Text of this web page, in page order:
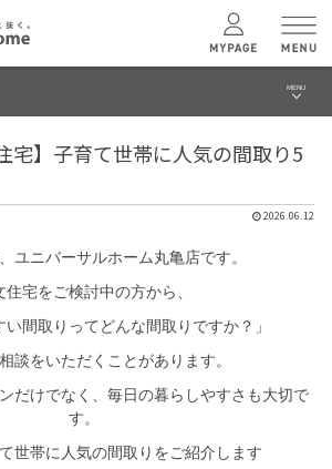
ームの特長
検索・見学予約
MENU
宅】子育て世帯に人気の間取り5
2026.06.12
ユニバーサルホーム丸亀店です。
住宅をご検討中の方から、
い間取りってどんな間取りですか？」
談をいただくことがあります。
だけでなく、毎日の暮らしやすさも大切で
す。
世帯に人気の間取りをご紹介します